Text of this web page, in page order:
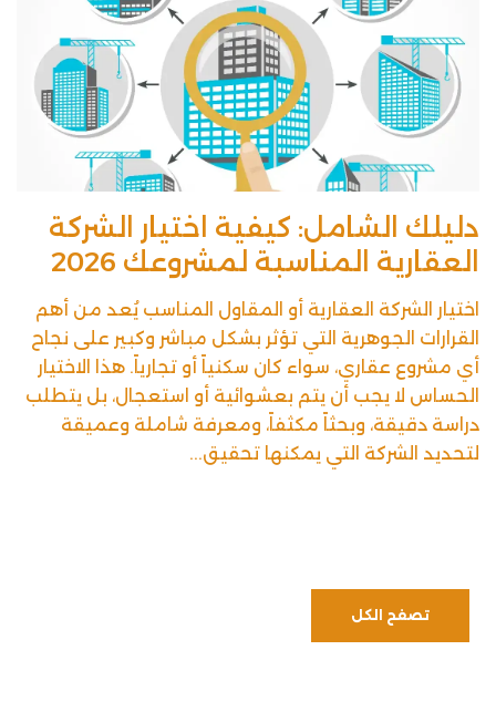
دليلك الشامل: كيفية اختيار الشركة
العقارية المناسبة لمشروعك 2026
اختيار الشركة العقارية أو المقاول المناسب يُعد من أهم
القرارات الجوهرية التي تؤثر بشكل مباشر وكبير على نجاح
أي مشروع عقاري، سواء كان سكنياً أو تجارياً. هذا الاختيار
الحساس لا يجب أن يتم بعشوائية أو استعجال، بل يتطلب
دراسة دقيقة، وبحثاً مكثفاً، ومعرفة شاملة وعميقة
لتحديد الشركة التي يمكنها تحقيق...
تصفح الكل